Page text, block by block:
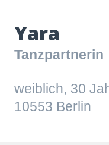
Yara
Tanzpartnerin
weiblich, 30
10553 Berlin